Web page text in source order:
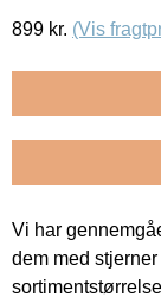
899 kr. (Vis
Vi har
dem med